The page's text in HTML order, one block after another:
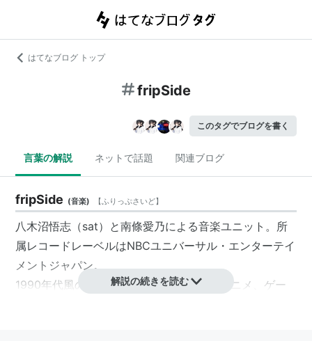
はてなブログ トップ
fripSide
このタグでブログを書く
言葉の解説 ネットで話題 関連ブログ
fripSide (音楽) 【ふりっぷさいど】
八木沼悟志（sat）と南條愛乃による音楽ユニット。所
属レコードレーベルはNBCユニバーサル・エンターテイ
メントジャパン。
1990年代風のデジタルサウンドが特徴。アニメ、ゲー
解説の続きを読む